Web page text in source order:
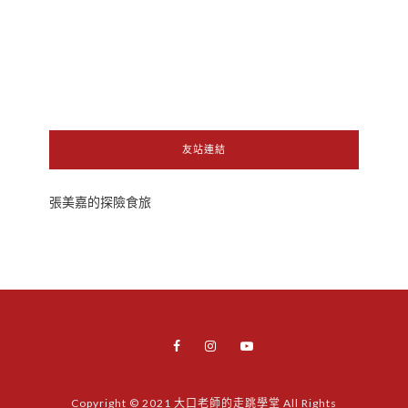
友站連結
張美嘉的探險食旅
Copyright © 2021 大口老師的走跳學堂 All Rights